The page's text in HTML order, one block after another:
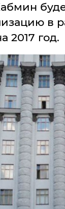
в
2017 год.